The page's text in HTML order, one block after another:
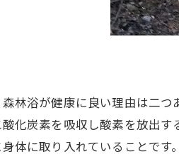
林浴が健康に良い理由は二つ
化炭素を吸収し酸素を放出
体に取り入れていることです。